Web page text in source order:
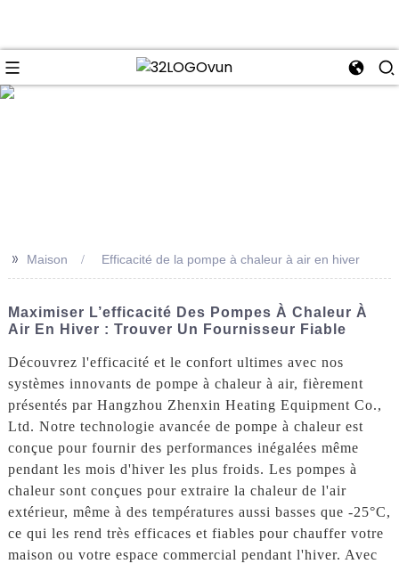
>> Maison Efficacité de la pompe à chaleur à air en hiver
Maximiser L’efficacité Des Pompes À Chaleur À
Air En Hiver : Trouver Un Fournisseur Fiable
Découvrez l'efficacité et le confort ultimes avec nos
systèmes innovants de pompe à chaleur à air, fièrement
présentés par Hangzhou Zhenxin Heating Equipment Co.,
Ltd. Notre technologie avancée de pompe à chaleur est
conçue pour fournir des performances inégalées même
pendant les mois d'hiver les plus froids. Les pompes à
chaleur sont conçues pour extraire la chaleur de l'air
extérieur, même à des températures aussi basses que -25°C,
ce qui les rend très efficaces et fiables pour chauffer votre
maison ou votre espace commercial pendant l'hiver. Avec